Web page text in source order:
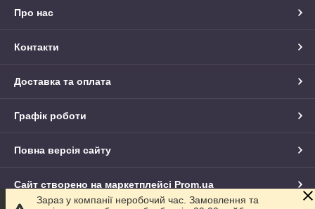
Про нас
Контакти
Доставка та оплата
Графік роботи
Повна версія сайту
Сайт створено на маркетплейсі Prom.ua
Зараз у компанії неробочий час. Замовлення та